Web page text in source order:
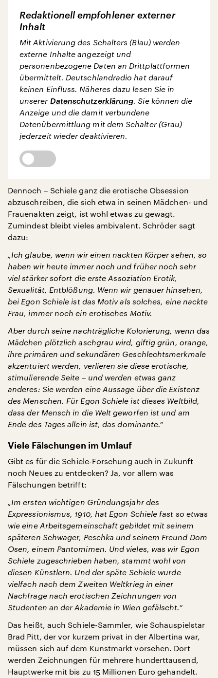
Redaktionell empfohlener externer
Inhalt
Mit Aktivierung des Schalters (Blau) werden
externe Inhalte angezeigt und
personenbezogene Daten an Drittplattformen
übermittelt. Deutschlandradio hat darauf
keinen Einfluss. Näheres dazu lesen Sie in
unserer Datenschutzerklärung. Sie können die
Anzeige und die damit verbundene
Datenübermittlung mit dem Schalter (Grau)
jederzeit wieder deaktivieren.
Dennoch – Schiele ganz die erotische Obsession
abzuschreiben, die sich etwa in seinen Mädchen- und
Frauenakten zeigt, ist wohl etwas zu gewagt.
Zumindest bleibt vieles ambivalent. Schröder sagt
dazu:
„Ich glaube, wenn wir einen nackten Körper sehen, so
haben wir heute immer noch und früher noch sehr
viel stärker sofort die erste Assoziation Erotik,
Sexualität, Entblößung. Wenn wir genauer hinsehen,
bei Egon Schiele ist das Motiv als solches, eine nackte
Frau, immer noch ein erotisches Motiv.
Aber durch seine nachträgliche Kolorierung, wenn das
Mädchen plötzlich aschgrau wird, giftig grün, orange,
ihre primären und sekundären Geschlechtsmerkmale
akzentuiert werden, verlieren sie diese erotische,
stimulierende Seite – und werden etwas ganz
anderes: Sie werden eine Aussage über die Existenz
des Menschen. Für Egon Schiele ist dieses Weltbild,
dass der Mensch in die Welt geworfen ist und am
Ende des Tages allein ist, das dominante.“
Viele Fälschungen im Umlauf
Gibt es für die Schiele-Forschung auch in Zukunft
noch Neues zu entdecken? Ja, vor allem was
Fälschungen betrifft:
„Im ersten wichtigen Gründungsjahr des
Expressionismus, 1910, hat Egon Schiele fast so etwas
wie eine Arbeitsgemeinschaft gebildet mit seinem
späteren Schwager, Peschka und seinem Freund Dom
Osen, einem Pantomimen. Und vieles, was wir Egon
Schiele zugeschrieben haben, stammt wohl von
diesen Künstlern. Und der späte Schiele wurde
vielfach nach dem Zweiten Weltkrieg in einer
Nachfrage nach erotischen Zeichnungen von
Studenten an der Akademie in Wien gefälscht.“
Das heißt, auch Schiele-Sammler, wie Schauspielstar
Brad Pitt, der vor kurzem privat in der Albertina war,
müssen sich auf dem Kunstmarkt vorsehen. Dort
werden Zeichnungen für mehrere hunderttausend,
Hauptwerke mit bis zu 15 Millionen Euro gehandelt.